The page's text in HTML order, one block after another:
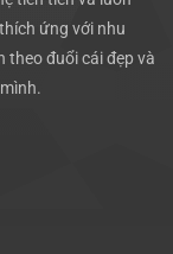
ứng với nhu
theo đuổi cái đẹp và